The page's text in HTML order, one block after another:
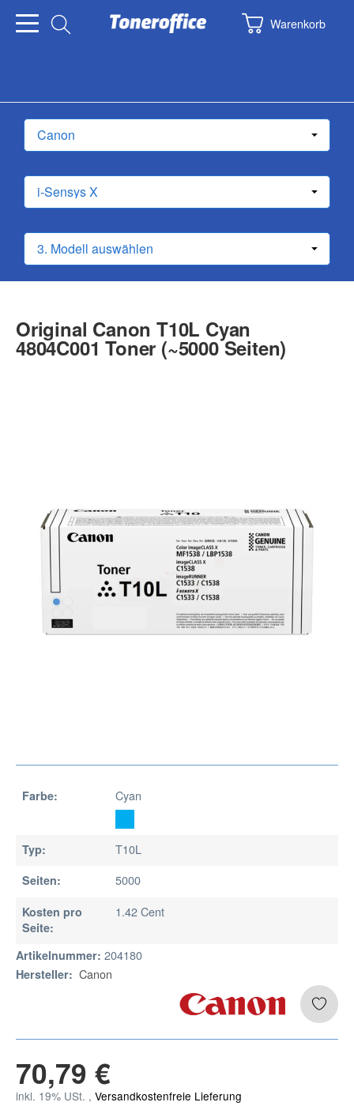
Warenkorb
Original Canon T10L Cyan
4804C001 Toner (~5000 Seiten)
Farbe: Cyan
Typ: T10L
Seiten: 5000
Kosten pro
Seite:
1.42 Cent
Artikelnummer: 204180
Hersteller: Canon
70,79 €
inkl. 19% USt. , Versandkostenfreie Lieferung